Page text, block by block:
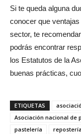
Si te queda alguna
conocer que
sector, te
podrás encontrar
los Estatutos de la
buenas prácticas,
ETIQUETAS
Asociación nacional de
pastelería
repostería